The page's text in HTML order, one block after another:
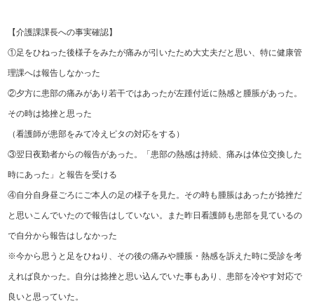
【介護課課長への事実確認】
①足をひねった後様子をみたが痛みが引いたため大丈夫だと思い、特に健康管
理課へは報告しなかった
②夕方に患部の痛みがあり若干ではあったが左踵付近に熱感と腫脹があった。
その時は捻挫と思った
（看護師が患部をみて冷えピタの対応をする）
③翌日夜勤者からの報告があった。「患部の熱感は持続、痛みは体位交換した
時にあった」と報告を受ける
④自分自身昼ごろにご本人の足の様子を見た。その時も腫脹はあったが捻挫だ
と思いこんでいたので報告はしていない。また昨日看護師も患部を見ているの
で自分から報告はしなかった
※今から思うと足をひねり、その後の痛みや腫脹・熱感を訴えた時に受診を考
えれば良かった。自分は捻挫と思い込んでいた事もあり、患部を冷やす対応で
良いと思っていた。